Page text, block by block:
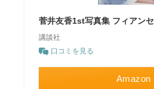
菅井友香1st写真集 フィアンセ
講談社
口コミを見る
Amazon